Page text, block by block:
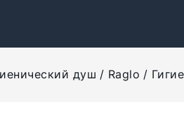
душ Raglo